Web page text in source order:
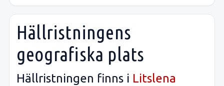
Hällristningens
geografiska plats
Hällristningen finns i Litslena